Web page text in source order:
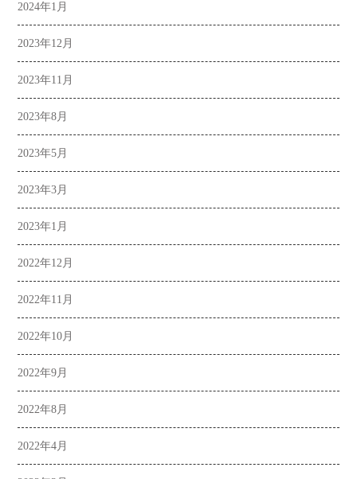
2024年1月
2023年12月
2023年11月
2023年8月
2023年5月
2023年3月
2023年1月
2022年12月
2022年11月
2022年10月
2022年9月
2022年8月
2022年4月